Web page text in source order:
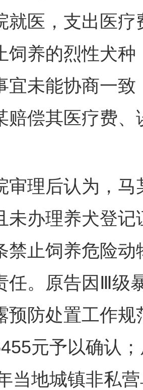
就医，支出医
饲养的烈性犬
宜未能协商一
赔偿其医疗费
后认为，马
未办理养犬登
禁止饲养危险
任。原告因Ⅲ级
预防处置工作
元予以确认
当地城镇非私